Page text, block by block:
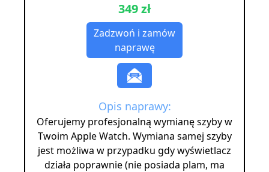
349 zł
Zadzwoń i zamów
naprawę
Opis naprawy:
Oferujemy profesjonalną wymianę szyby w
Twoim Apple Watch. Wymiana samej szyby
jest możliwa w przypadku gdy wyświetlacz
działa poprawnie (nie posiada plam, ma